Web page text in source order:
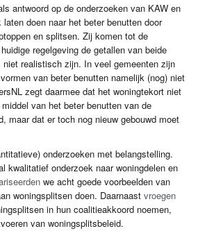
antwoord op de onderzoeken van KAW en
laten doen naar het beter benutten door
en splitsen. Zij komen tot de
regelgeving de getallen van beide
niet realistisch zijn. In veel gemeenten zijn
van beter benutten namelijk (nog) niet
zegt daarmee dat het woningtekort niet
van het beter benutten van de
maar dat er toch nog nieuw gebouwd moet
onderzoeken met belangstelling.
kwalitatief onderzoek naar woningdelen en
we acht goede voorbeelden van
woningsplitsen doen. Daarnaastvroegen
in hun coalitieakkoord noemen,
van woningsplitsbeleid.